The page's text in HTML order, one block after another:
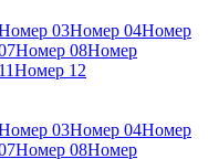
03Номер 04Номер
Номер 08Номер
Номер 12
03Номер 04Номер
Номер 08Номер